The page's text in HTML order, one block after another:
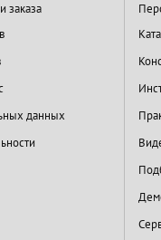
заказа
данных